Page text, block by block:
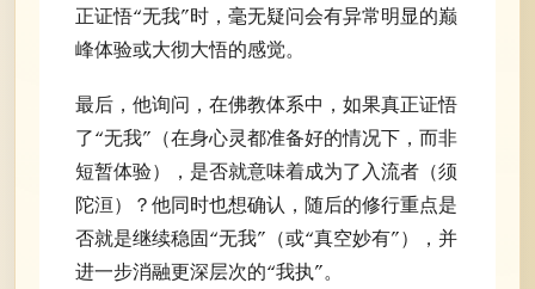
正证悟“无我”时，毫无疑问会有异常明显的巅
峰体验或大彻大悟的感觉。
最后，他询问，在佛教体系中，如果真正证悟
了“无我”（在身心灵都准备好的情况下，而非
短暂体验），是否就意味着成为了入流者（须
陀洹）？他同时也想确认，随后的修行重点是
否就是继续稳固“无我”（或“真空妙有”），并
进一步消融更深层次的“我执”。